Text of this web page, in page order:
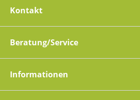
Kontakt
Beratung/Service
Informationen